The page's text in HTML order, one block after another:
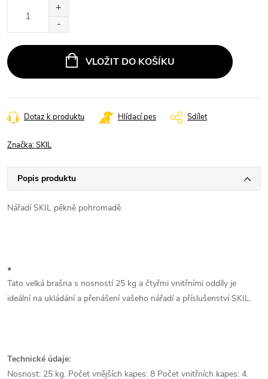
VLOŽIT DO KOŠÍKU
Dotaz k produktu Hlídací pes Sdílet
Značka:SKIL
Popis produktu
Nářadí SKIL pěkně pohromadě
•
Tato velká brašna s nosností 25 kg a čtyřmi vnitřními oddíly je
ideální na ukládání a přenášení vašeho nářadí a příslušenství SKIL.
Technické údaje:
Nosnost: 25 kg. Počet vnějších kapes: 8 Počet vnitřních kapes: 4.